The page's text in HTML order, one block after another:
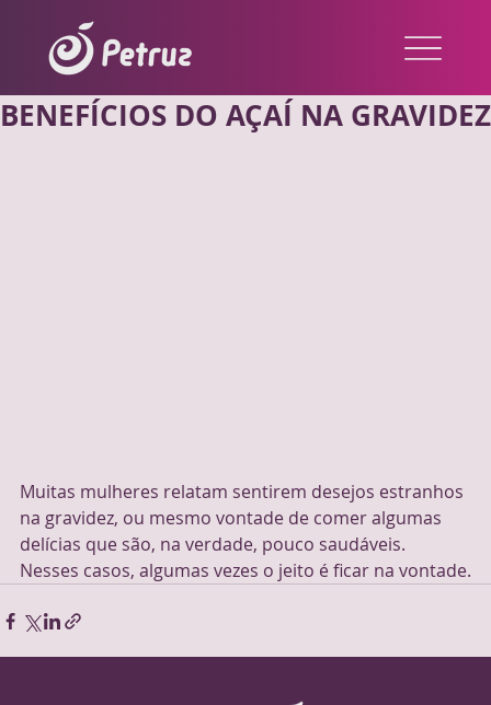
BENEFÍCIOS DO AÇAÍ NA GRAVIDEZ
Muitas mulheres relatam sentirem desejos estranhos
na gravidez, ou mesmo vontade de comer algumas
delícias que são, na verdade, pouco saudáveis.
Nesses casos, algumas vezes o jeito é ficar na vontade.